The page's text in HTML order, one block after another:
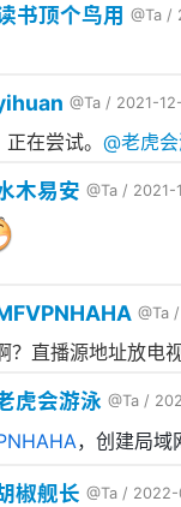
必在开头加 -re 参
帧，而不是后期加
态：
能观看，如果预览
players/
书顶个鸟用 @Ta /
@Ta / 2021-
在尝试。 @老虎
木易安 @Ta / 2021-
@Ta
？直播源地址放电视
虎会游泳 @Ta /
，创建局域
椒舰长 @Ta / 2022-